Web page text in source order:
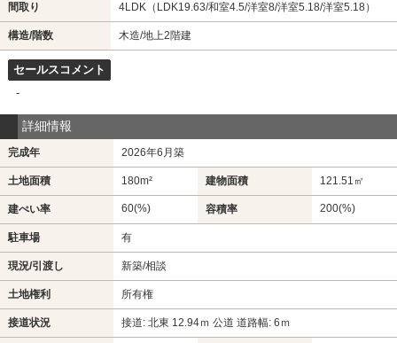
間取り 4LDK（LDK19.63/和室4.5/洋室8/洋室5.18/洋室5.18）
構造/階数 木造/地上2階建
セールスコメント
-
詳細情報
完成年 2026年6月築
土地面積 180m² 建物面積 121.51㎡
建ぺい率 60(%) 容積率 200(%)
駐車場 有
現況/引渡し 新築/相談
土地権利 所有権
接道状況 接道: 北東 12.94ｍ 公道 道路幅: 6ｍ